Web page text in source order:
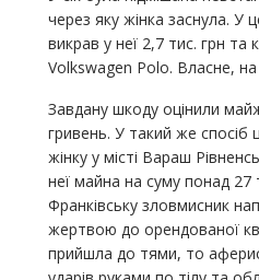
через яку жінка заснула. У
викрав у неї 2,7 тис. грн та
Volkswagen Polo. Власне, на
Завдану шкоду оцінили
гривень. У такий же спосіб
жінку у місті Вараш
неї майна на суму понад 27
Франківську зловмисник
жертвою до орендованої
прийшла до тями, то